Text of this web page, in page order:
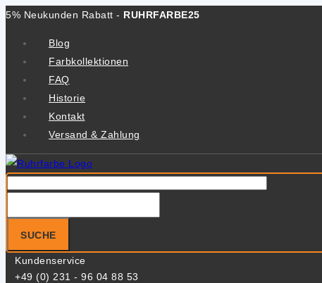
Zum
5% Neukunden Rabatt - RUHRFARBE25
Blog
Farbkollektionen
FAQ
Historie
Kontakt
Versand & Zahlung
nach:
SUCHE
Kundenservice
+49 (0) 231 - 96 04 88 53